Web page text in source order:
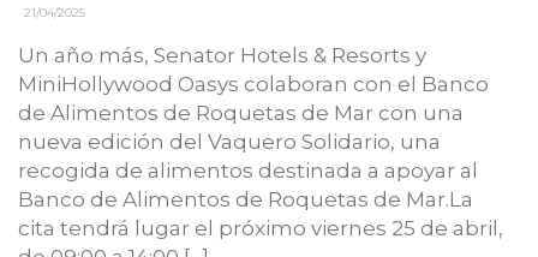
21/04/2025
Un año más, Senator Hotels & Resorts y
MiniHollywood Oasys colaboran con el Banco
de Alimentos de Roquetas de Mar con una
nueva edición del Vaquero Solidario, una
recogida de alimentos destinada a apoyar al
Banco de Alimentos de Roquetas de Mar.La
cita tendrá lugar el próximo viernes 25 de abril,